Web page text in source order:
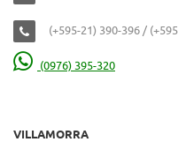
(+595-21) 390-396 /
(0976) 395-320
VILLAMORRA